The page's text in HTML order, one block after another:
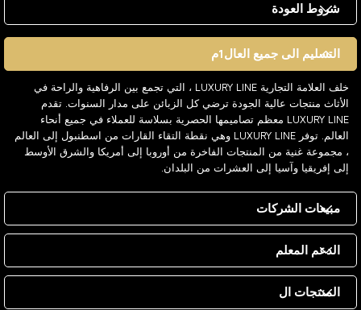
شروط العودة
التسليم الى جميع العال1م
خلف العلامة التجارية LUXURY LINE ، التي تجمع بين الرفاهية والراحة في
الأثاث منتجات عالية الجودة ترضي كل الزبائن على مدار السنوات. تقدم
LUXURY LINE معظم تصاميمها الحصرية بسلاسة للعملاء في جميع أنحاء
العالم. توفر LUXURY LINE وهي نقطة التقاء القارات من اسطنبول إلى العالم
، مجموعة غنية من المنتجات الفاخرة من أوروبا إلى أمريكا والشرق الأوسط
إلى إفريقيا وآسيا إلى العشرات من البلدان.
مبيعات الشركات
الدعم المعلم
المنتجات ال